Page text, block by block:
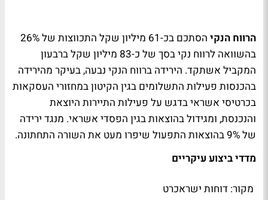
הרווח הנקי
הסתכם בכ-61 מיליון שקל התכווצות של 26%
בהשוואה לרווח נקי בסך של כ-83 מיליון שקל ברבעון
המקביל אשתקד. הירידה ברווח הנקי נבעה, בעיקר מהירידה
בהכנסות פעילות התשלומים בגין הקיטון במחזורי העסקאות
בכרטיסי אשראי בדגש על פעילות התיירות היוצאת
והנכנסת, ומגידול בהוצאות בגין הפסדי אשראי. מנגד ירידה
של 9% בהוצאות התפעול שיפרו מעט את השורה התחתונה.
מדדי ביצוע עיקריים
מקור: דוחות ישראכרט